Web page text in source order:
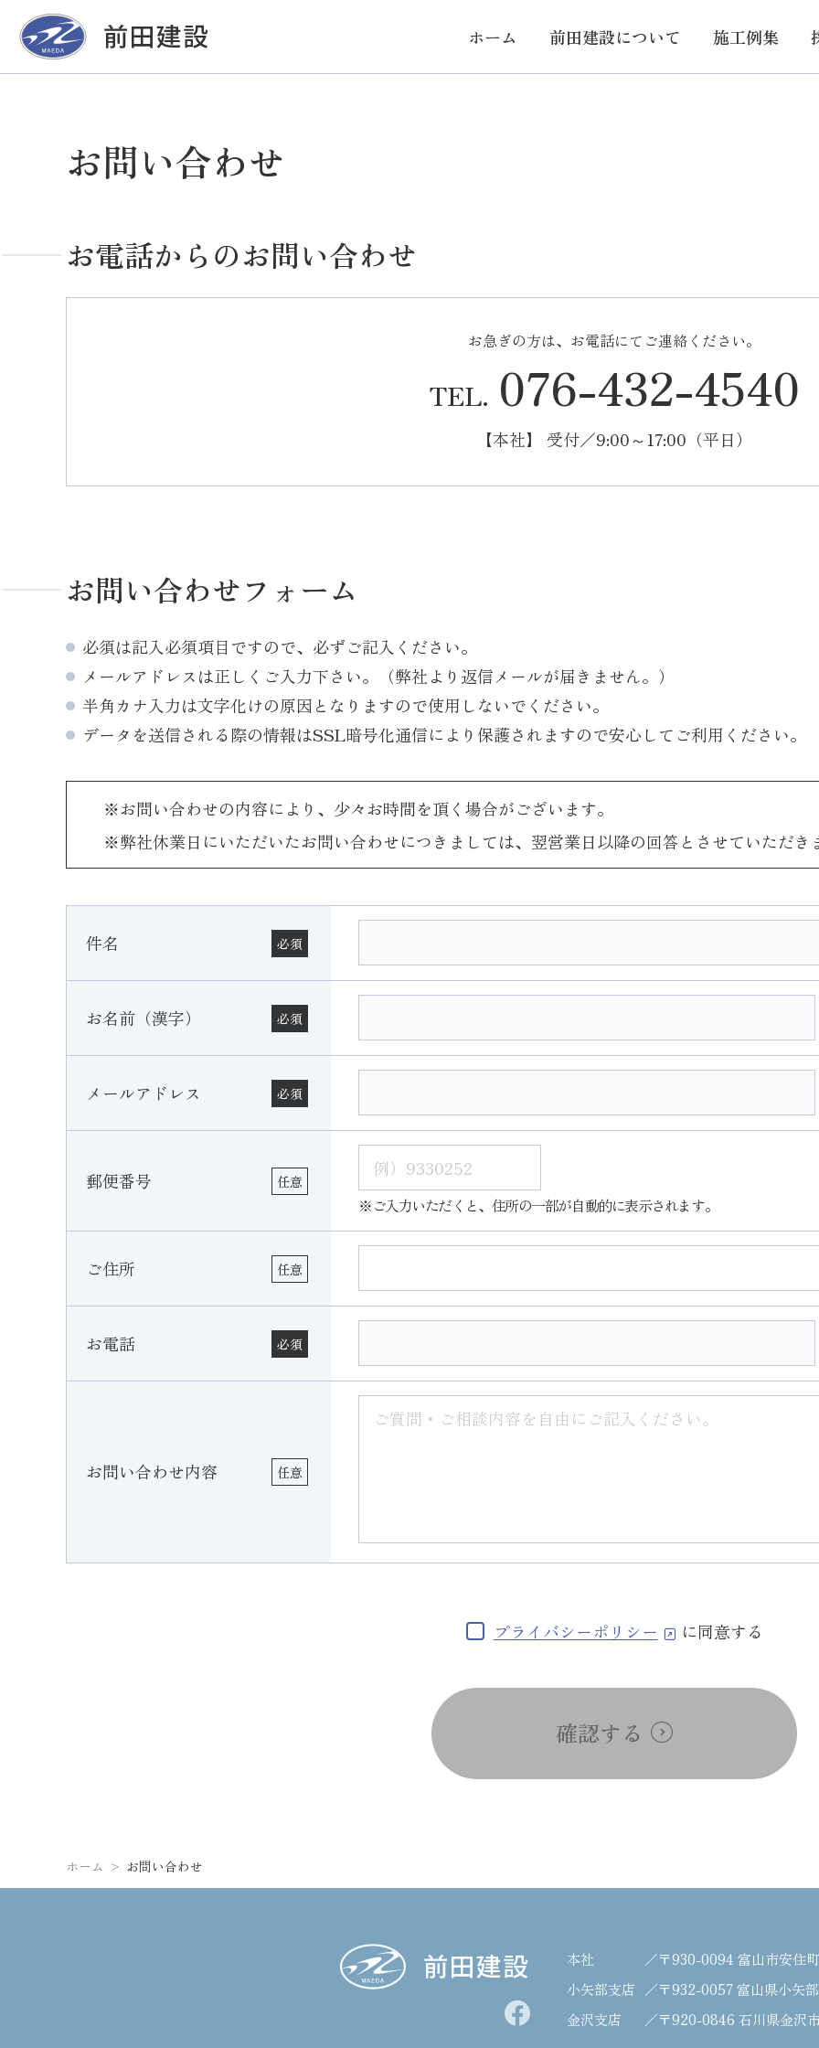
ホーム 前田建設について 施工例集
お問い合わせ
お電話からのお問い合わせ
お急ぎの方は、お電話にてご連絡ください。
TEL. 076-432-4540
【本社】 受付／9:00～17:00（平日）
お問い合わせフォーム
必須は記入必須項目ですので、必ずご記入ください。
メールアドレスは正しくご入力下さい。（弊社より返信メールが届きません。）
半角カナ入力は文字化けの原因となりますので使用しないでください。
データを送信される際の情報はSSL暗号化通信により保護されますので安心してご利用ください。
※お問い合わせの内容により、少々お時間を頂く場合がございます。
※弊社休業日にいただいたお問い合わせにつきましては、翌営業日以降の回答とさせていただき
件名 必須
お名前（漢字） 必須
メールアドレス 必須
郵便番号 任意
※ご入力いただくと、住所の一部が自動的に表示されます。
ご住所 任意
お電話 必須
お問い合わせ内容 任意
プライバシーポリシー に同意する
確認する
ホーム お問い合わせ
本社 ／〒930-0094 富山市安住
小矢部支店
／〒932-0057富山県小矢
金沢支店
／〒920-0846 石川県金沢